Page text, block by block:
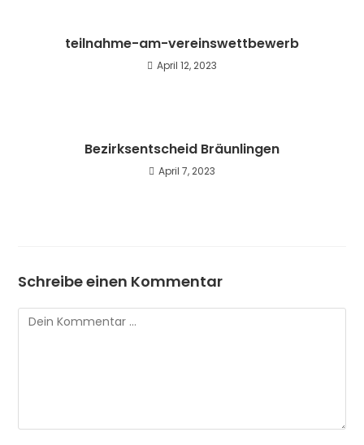
teilnahme-am-vereinswettbewerb
April 12, 2023
Bezirksentscheid Bräunlingen
April 7, 2023
Schreibe einen Kommentar
Kommentar